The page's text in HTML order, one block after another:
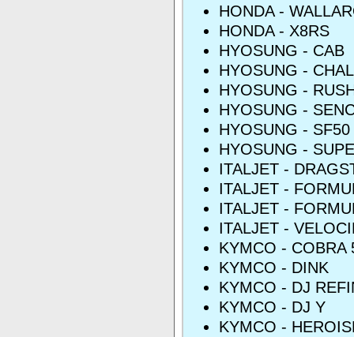
HONDA -
HONDA - X8RS
HYOSUNG - CAB
HYOSUNG -
HYOSUNG -
HYOSUNG -
HYOSUNG -
HYOSUNG -
ITALJET -
ITALJET -
ITALJET -
ITALJET -
KYMCO - COBRA
KYMCO - DINK
KYMCO - DJ
KYMCO - DJ Y
KYMCO -